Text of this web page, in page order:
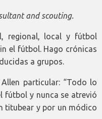
and scouting.
regional, local y fútbol
el fútbol. Hago crónicas
a grupos.
particular: “Todo lo
fútbol y nunca se atrevió
titubear y por un módico